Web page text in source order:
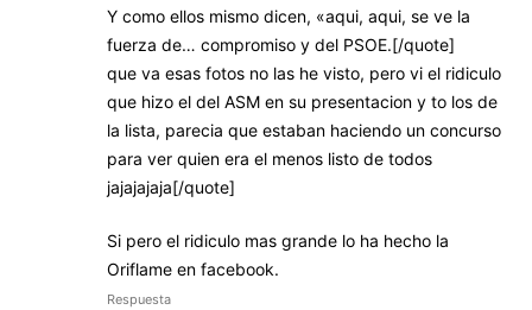
Y como ellos mismo dicen, «aqui, aqui, se ve la
fuerza de… compromiso y del PSOE.[/quote]
que va esas fotos no las he visto, pero vi el ridiculo
que hizo el del ASM en su presentacion y to los de
la lista, parecia que estaban haciendo un concurso
para ver quien era el menos listo de todos
jajajajaja[/quote]
Si pero el ridiculo mas grande lo ha hecho la
Oriflame en facebook.
Respuesta